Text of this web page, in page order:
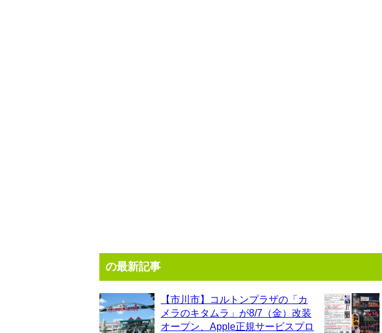
の最新記事
【市川市】コルトンプラザの「カ
メラのキタムラ」が8/7（金）改装
オープン、Apple正規サービスプロ